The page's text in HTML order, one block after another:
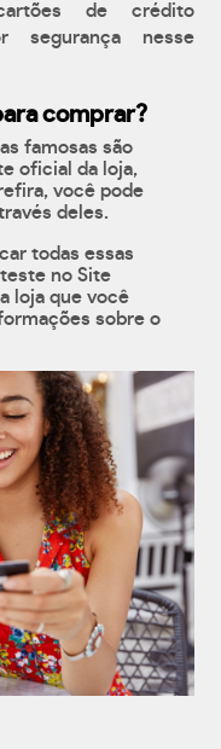
de crédito
segurança nesse
comprar?
famosas são
oficial da loja,
você pode
deles.
todas essas
no Site
loja que você
sobre o